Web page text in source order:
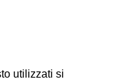
utilizzati si